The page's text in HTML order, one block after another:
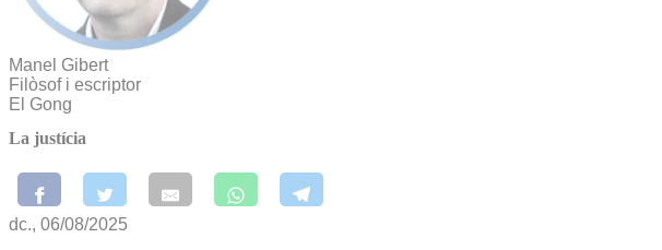
Manel Gibert
Filòsof i escriptor
El Gong
La justícia
dc., 06/08/2025